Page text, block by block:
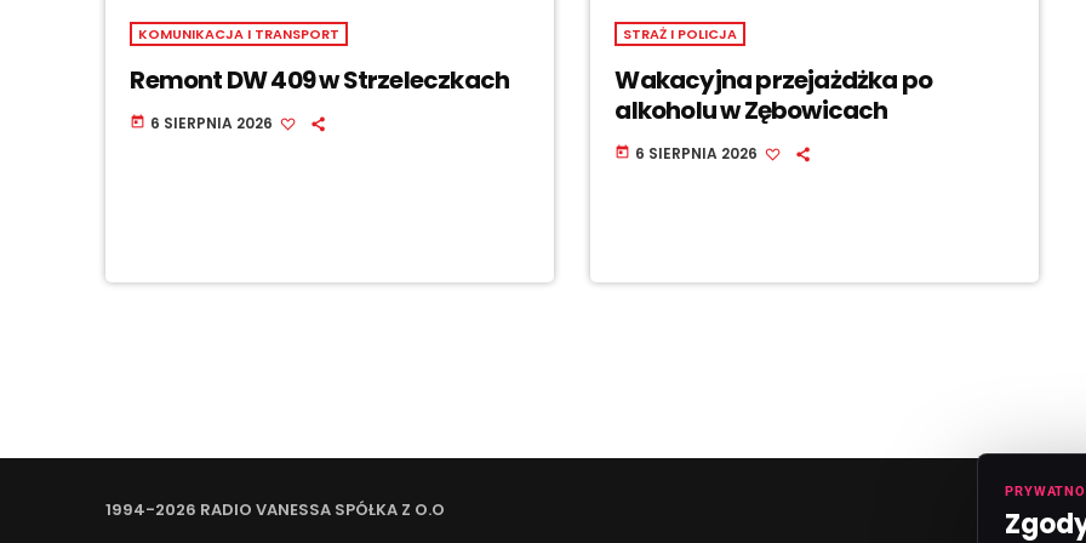
KOMUNIKACJA I TRANSPORT
Remont DW 409 w Strzeleczkach
today 6 SIERPNIA 2026
STRAŻ I POLICJA
Wakacyjna przejażdżka po
alkoholu w Zębowicach
today 6 SIERPNIA 2026
1994-2026 RADIO VANESSA SPÓŁKA Z O.O